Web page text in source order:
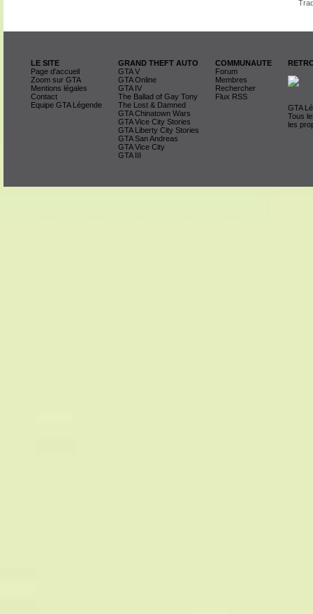
LE SITE
Page d'accueil
Zoom sur GTA
Mentions légales
Contact
Equipe GTA Légende
GRAND THEFT AUTO
GTA V
GTA Online
GTA IV
The Ballad of Gay Tony
The Lost & Damned
GTA Chinatown Wars
GTA Vice City Stories
GTA Liberty City Stories
GTA San Andreas
GTA Vice City
GTA III
COMMUNAUTE
Forum
Membres
Rechercher
Flux RSS
GTA
Tous
les